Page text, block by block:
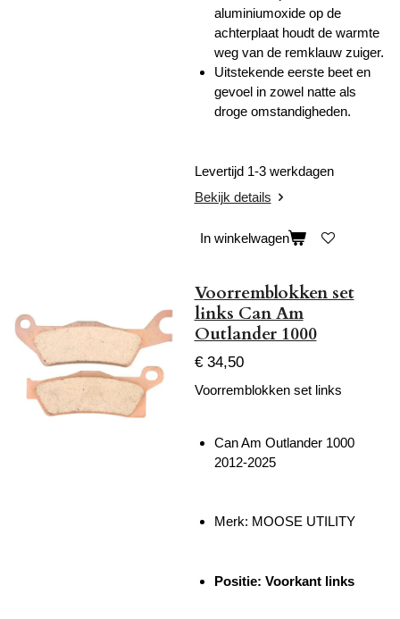
aluminiumoxide op de
achterplaat houdt de warmte
weg van de remklauw zuiger.
Uitstekende eerste beet en
gevoel in zowel natte als
droge omstandigheden.
Levertijd 1-3 werkdagen
Bekijk details
In winkelwagen
Voorremblokken set
links Can Am
Outlander 1000
€ 34,50
Voorremblokken set links
Can Am Outlander 1000
2012-2025
Merk: MOOSE UTILITY
Positie: Voorkant links